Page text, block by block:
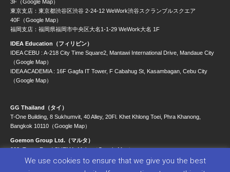
3F（Google Map）
東京支店：東京都渋谷区渋谷 2-24-12 WeWork渋谷スクランブルスクエア
40F（Google Map）
福岡支店：福岡県福岡市中央区大名1-1-29 WeWork大名 1F
IDEA Education（フィリピン）
IDEA CEBU : A-218 City Time Square2, Mantawi International Drive, Mandaue City
（Google Map）
IDEA ACADEMIA : 16F Gagfa IT Tower, F Cabahug St, Kasambagan, Cebu City
（Google Map）
GG Thailand（タイ）
T-One Building, 8 Sukhumvit, 40 Alley, 20Fl. Khet Khlong Toei, Phra Khanong,
Bangkok 10110（Google Map）
Goemon Group Ltd.（マルタ）
203, Tower Road SLIEMA, Malta （Google Map）
We use cookies to ensure that we give you the best